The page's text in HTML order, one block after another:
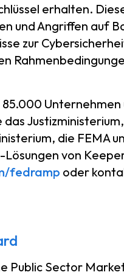
erhalten.
und Angriffen auf
zur
die FEMA
von
fedramp oder
Public Sector